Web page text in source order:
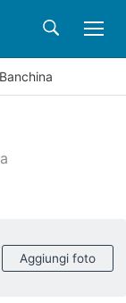
Banchina
dei clienti
Aggiungi foto